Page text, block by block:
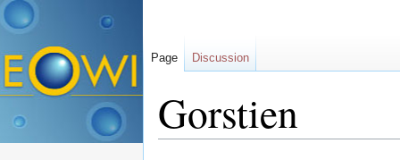
Gorstien
Page Discussion